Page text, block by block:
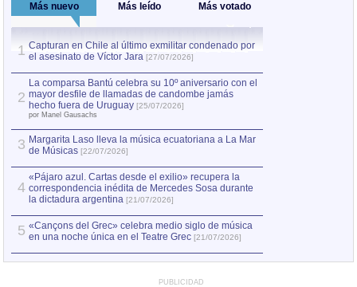
Más nuevo Más leído Más votado
1 Capturan en Chile al último exmilitar condenado por
el asesinato de Víctor Jara [27/07/2026]
2
La comparsa Bantú celebra su 10º aniversario con el
mayor desfile de llamadas de candombe jamás
hecho fuera de Uruguay [25/07/2026]
por Manel Gausachs
3 Margarita Laso lleva la música ecuatoriana a La Mar
de Músicas [22/07/2026]
4
«Pájaro azul. Cartas desde el exilio» recupera la
correspondencia inédita de Mercedes Sosa durante
la dictadura argentina [21/07/2026]
5 «Cançons del Grec» celebra medio siglo de música
en una noche única en el Teatre Grec [21/07/2026]
PUBLICIDAD